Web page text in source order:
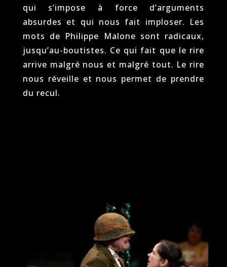
qui s’impose à force d’arguments
absurdes et qui nous fait imploser. Les
mots de Philippe Malone sont radicaux,
jusqu’au-boutistes. Ce qui fait que le rire
arrive malgré nous et malgré tout. Le rire
nous réveille et nous permet de prendre
du recul.